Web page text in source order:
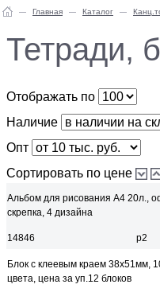
Главная Каталог
Тетради,
Отображать по
Наличие
Опт
Сортировать по цене
Альбом для рисования A4 20л.,
скрепка, 4 дизайна
14846 р2
Блок с клеевым краем 38x51мм,
цвета, цена за уп.12 блоков